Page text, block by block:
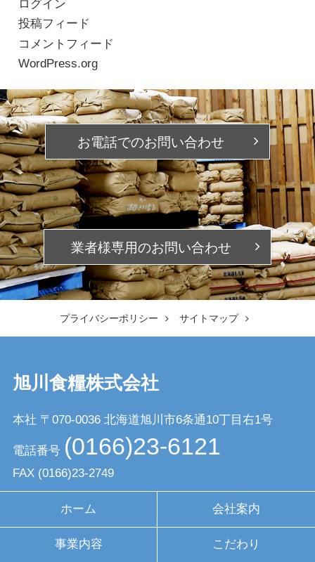
ログイン
投稿フィード
コメントフィード
WordPress.org
お電話でのお問い合わせ
業者様専用のお問い合わせ
プライバシーポリシー サイトマップ
旭川食糧株式会社
本社 〒070-0036 北海道旭川市6条通10丁目右1号
電話番号 (0166)23-6121
FAX (0166)23-2749
ホーム 会社案内
事業内容 こだわり